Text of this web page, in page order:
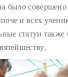
было
и всех
статуи